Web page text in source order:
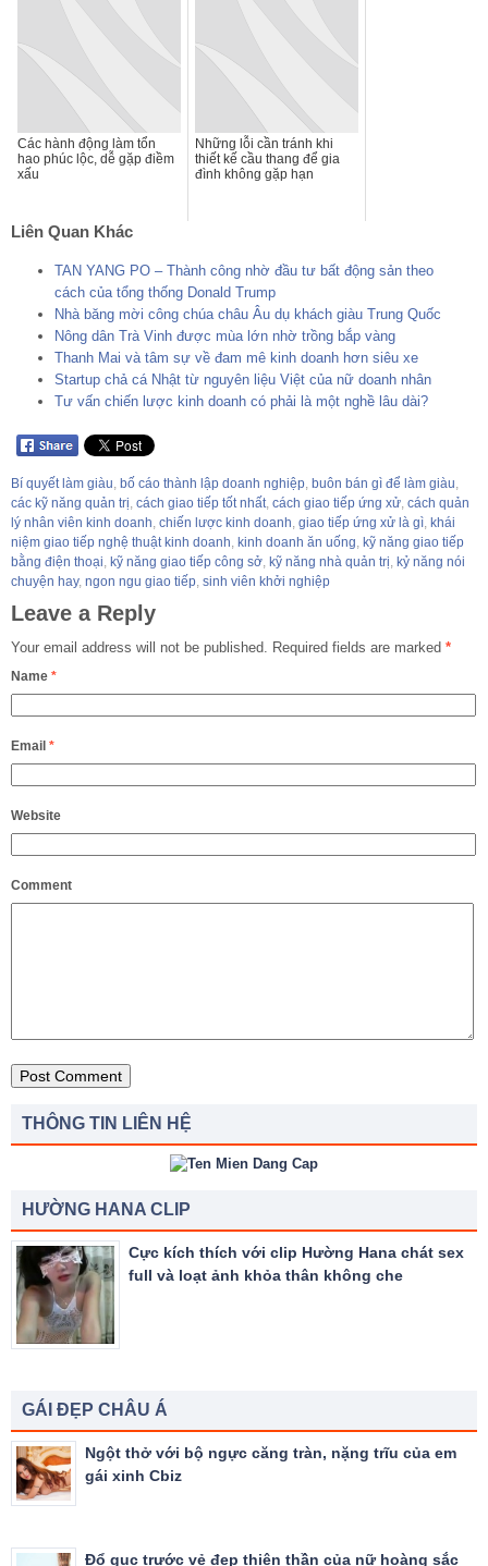
Các hành động làm tổn
hao phúc lộc, dễ gặp điềm
xấu
Những lỗi cần tránh khi
thiết kế cầu thang để gia
đình không gặp hạn
Liên Quan Khác
TAN YANG PO – Thành công nhờ đầu tư bất động sản theo
cách của tổng thống Donald Trump
Nhà băng mời công chúa châu Âu dụ khách giàu Trung Quốc
Nông dân Trà Vinh được mùa lớn nhờ trồng bắp vàng
Thanh Mai và tâm sự về đam mê kinh doanh hơn siêu xe
Startup chả cá Nhật từ nguyên liệu Việt của nữ doanh nhân
Tư vấn chiến lược kinh doanh có phải là một nghề lâu dài?
Bí quyết làm giàu, bố cáo thành lập doanh nghiệp, buôn bán gì để làm giàu,
các kỹ năng quản trị, cách giao tiếp tốt nhất, cách giao tiếp ứng xử, cách quản
lý nhân viên kinh doanh, chiến lược kinh doanh, giao tiếp ứng xử là gì, khái
niệm giao tiếp nghệ thuật kinh doanh, kinh doanh ăn uống, kỹ năng giao tiếp
bằng điện thoại, kỹ năng giao tiếp công sở, kỹ năng nhà quản trị, kỷ năng nói
chuyện hay, ngon ngu giao tiếp, sinh viên khởi nghiệp
Leave a Reply
Your email address will not be published. Required fields are marked *
Name *
Email *
Website
Comment
THÔNG TIN LIÊN HỆ
HƯỜNG HANA CLIP
Cực kích thích với clip Hường Hana chát sex
full và loạt ảnh khỏa thân không che
GÁI ĐẸP CHÂU Á
Ngột thở với bộ ngực căng tràn, nặng trĩu của em
gái xinh Cbiz
Đổ gục trước vẻ đẹp thiên thần của nữ hoàng sắc